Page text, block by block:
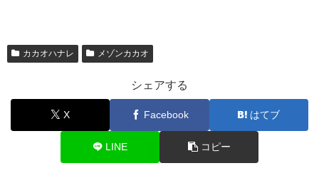
カカオハナレ メゾンカカオ
シェアする
X Facebook はてブ
LINE コピー